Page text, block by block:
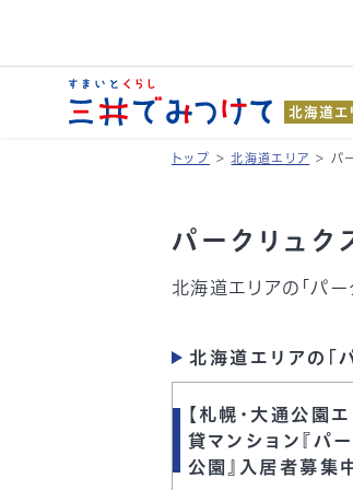
北海道エ
トップ > 北海道エリア > パ
パークリュク
北海道エリアの「パー
北海道エリアの「
【札幌・大通公園
貸マンション『パ
公園』入居者募集